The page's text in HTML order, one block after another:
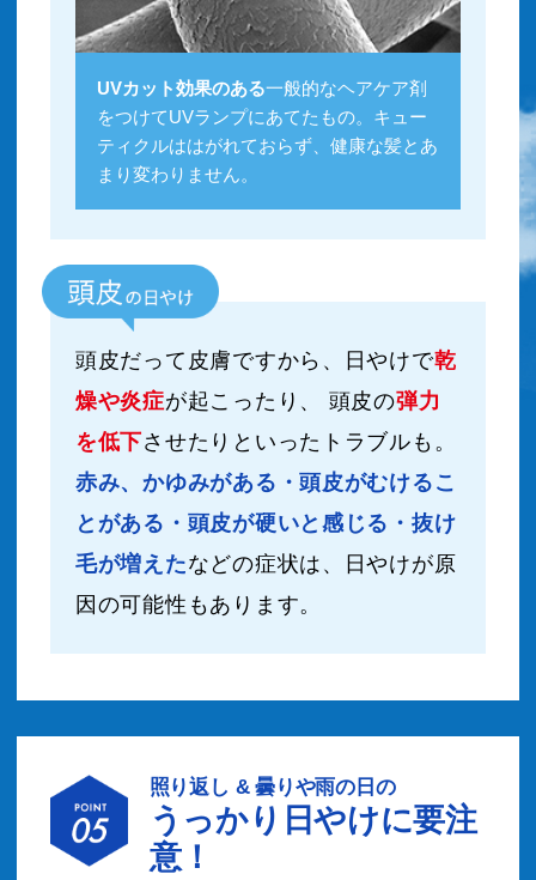
UVカット効果のある一般的なヘアケア剤
をつけてUVランプにあてたもの。キュー
ティクルははがれておらず、健康な髪とあ
まり変わりません。
頭皮だって皮膚ですから、日やけで乾
燥や炎症が起こったり、 頭皮の弾力
を低下させたりといったトラブルも。
赤み、かゆみがある・頭皮がむけるこ
とがある・頭皮が硬いと感じる・抜け
毛が増えたなどの症状は、
日やけが原
因の可能性もあります。
照り返し & 曇りや雨の日の
うっかり日やけに要注
意！